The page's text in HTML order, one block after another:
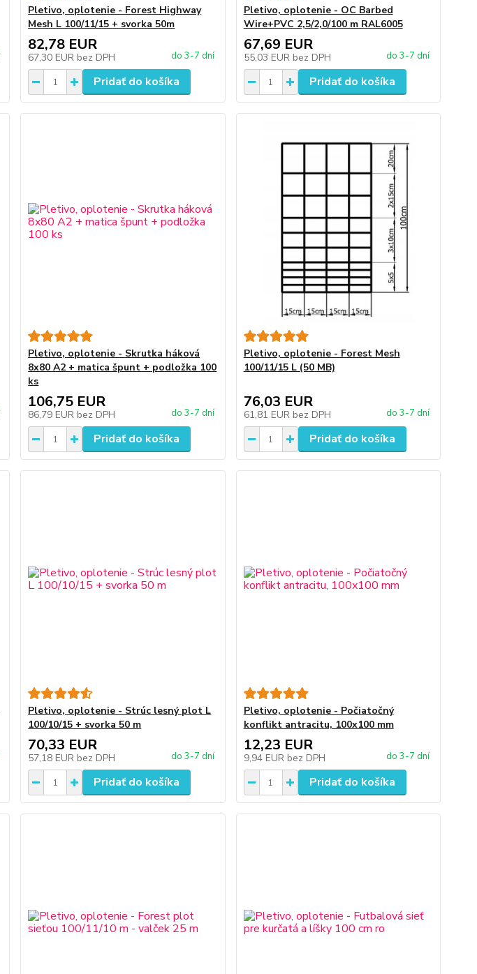
Pletivo, oplotenie - Forest Highway
Mesh L 100/11/15 + svorka 50m
82,78 EUR
67,30 EUR bez DPH do 3-7 dní
Pridať do košíka
Pletivo, oplotenie - OC Barbed
Wire+PVC 2,5/2,0/100 m RAL6005
67,69 EUR
55,03 EUR bez DPH do 3-7 dní
Pridať do košíka
Pletivo, oplotenie - Skrutka háková
8x80 A2 + matica špunt + podložka 100
ks
106,75 EUR
86,79 EUR bez DPH do 3-7 dní
Pridať do košíka
Pletivo, oplotenie - Forest Mesh
100/11/15 L (50 MB)
76,03 EUR
61,81 EUR bez DPH do 3-7 dní
Pridať do košíka
Pletivo, oplotenie - Strúc lesný plot L
100/10/15 + svorka 50 m
70,33 EUR
57,18 EUR bez DPH do 3-7 dní
Pridať do košíka
Pletivo, oplotenie - Počiatočný
konflikt antracitu, 100x100 mm
12,23 EUR
9,94 EUR bez DPH do 3-7 dní
Pridať do košíka